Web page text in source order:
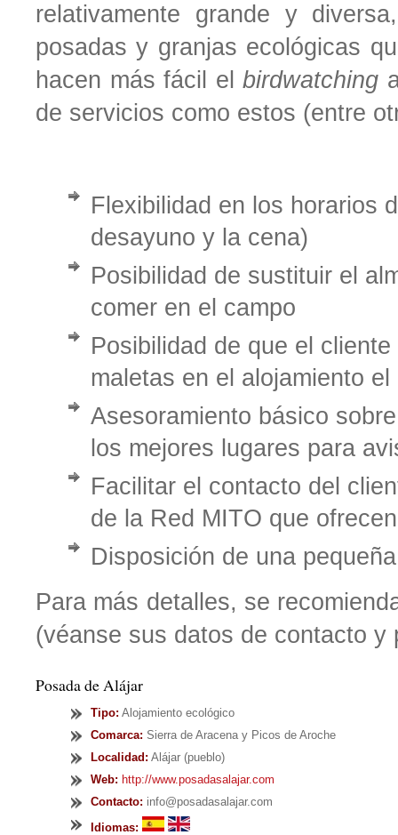
relativamente grande y
posadas y granjas ecológicas
hacen más fácil el birdwatching
de servicios como estos (entre
Flexibilidad en los horarios
desayuno y la cena)
Posibilidad de sustituir el
comer en el campo
Posibilidad de que el
maletas en el alojamiento
Asesoramiento básico
los mejores lugares para
Facilitar el contacto del
de la Red MITO que
Disposición de una
Para más detalles, se
(véanse sus datos de contacto
Posada de Alájar
Tipo: Alojamiento ecológico
Comarca: Sierra de Aracena y Picos de Aroche
Localidad: Alájar (pueblo)
Web: http://www.posadasalajar.com
Contacto: info@posadasalajar.com
Idiomas: